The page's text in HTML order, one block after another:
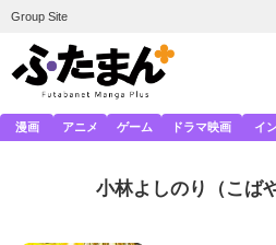
Group Site
漫画 アニメ ゲーム ドラマ映画 イ
小林よしのり （こば